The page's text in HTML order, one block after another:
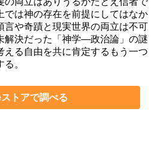
では神の存在を前提にしてはなか
言や奇蹟と現実世界の両立は不可
解決だった「神学―政治論」の謎
える自由を共に肯定するもう一つ
。
トアで調べる